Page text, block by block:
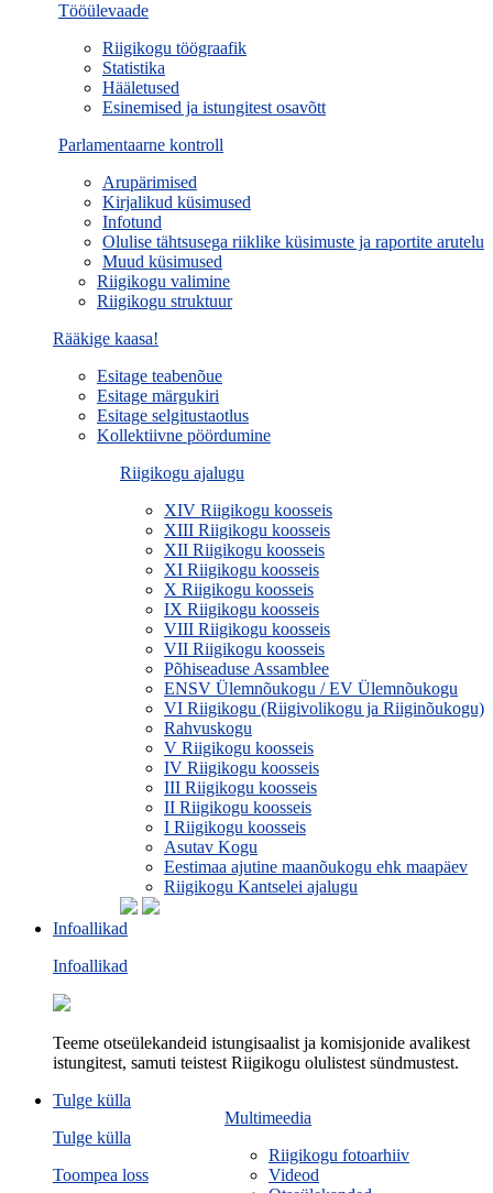
Tööülevaade
Riigikogu töögraafik
Statistika
Hääletused
Esinemised ja istungitest osavõtt
Parlamentaarne kontroll
Arupärimised
Kirjalikud küsimused
Infotund
Olulise tähtsusega riiklike küsimuste ja raportite arutelu
Muud küsimused
Riigikogu valimine
Riigikogu struktuur
Rääkige kaasa!
Esitage teabenõue
Esitage märgukiri
Esitage selgitustaotlus
Kollektiivne pöördumine
Riigikogu ajalugu
XIV Riigikogu koosseis
XIII Riigikogu koosseis
XII Riigikogu koosseis
XI Riigikogu koosseis
X Riigikogu koosseis
IX Riigikogu koosseis
VIII Riigikogu koosseis
VII Riigikogu koosseis
Põhiseaduse Assamblee
ENSV Ülemnõukogu / EV Ülemnõukogu
VI Riigikogu (Riigivolikogu ja Riiginõukogu)
Rahvuskogu
V Riigikogu koosseis
IV Riigikogu koosseis
III Riigikogu koosseis
II Riigikogu koosseis
I Riigikogu koosseis
Asutav Kogu
Eestimaa ajutine maanõukogu ehk maapäev
Riigikogu Kantselei ajalugu
Infoallikad
Infoallikad
Teeme otseülekandeid istungisaalist ja komisjonide avalikest
istungitest, samuti teistest Riigikogu olulistest sündmustest.
Multimeedia
Riigikogu fotoarhiiv
Videod
Tulge külla
Tulge külla
Toompea loss